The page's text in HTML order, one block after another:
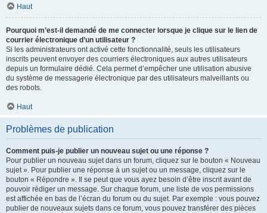
Haut
Pourquoi m’est-il demandé de me connecter lorsque je clique sur le lien de
courrier électronique d’un utilisateur ?
Si les administrateurs ont activé cette fonctionnalité, seuls les utilisateurs
inscrits peuvent envoyer des courriers électroniques aux autres utilisateurs
depuis un formulaire dédié. Cela permet d’empêcher une utilisation abusive
du système de messagerie électronique par des utilisateurs malveillants ou
des robots.
Haut
Problèmes de publication
Comment puis-je publier un nouveau sujet ou une réponse ?
Pour publier un nouveau sujet dans un forum, cliquez sur le bouton « Nouveau
sujet ». Pour publier une réponse à un sujet ou un message, cliquez sur le
bouton « Répondre ». Il se peut que vous ayez besoin d’être inscrit avant de
pouvoir rédiger un message. Sur chaque forum, une liste de vos permissions
est affichée en bas de l’écran du forum ou du sujet. Par exemple : vous pouvez
publier de nouveaux sujets dans ce forum, vous pouvez transférer des pièces